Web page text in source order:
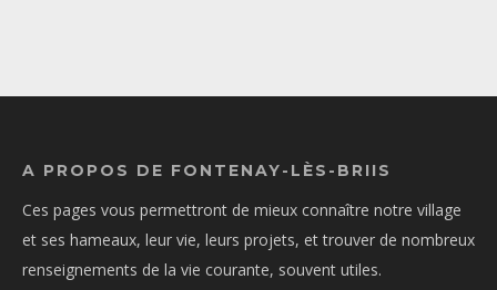
A PROPOS DE FONTENAY-LÈS-BRIIS
Ces pages vous permettront de mieux connaître notre village
et ses hameaux, leur vie, leurs projets, et trouver de nombreux
renseignements de la vie courante, souvent utiles.